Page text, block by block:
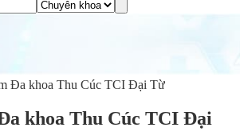
Đa khoa Thu Cúc TCI Đại Từ
khoa Thu Cúc TCI Đại